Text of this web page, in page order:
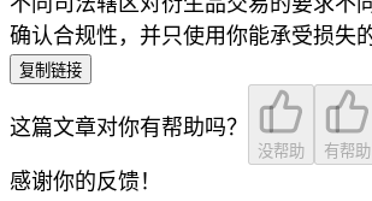
确认合规性，并只使用你能承受损失
复制链接
这篇文章对你有帮助吗？
没帮助 有帮助
感谢你的反馈！